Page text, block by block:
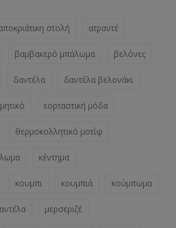
στολή ατραντέ
βαμβακερό μπάλωμα βελόνες
δαντέλα δαντέλα βελονάκι
εορταστική μόδα
θερμοκολλητικό μοτίφ
κέντημα
κουμπι κουμπιά κούμπωμα
μερσεριζέ